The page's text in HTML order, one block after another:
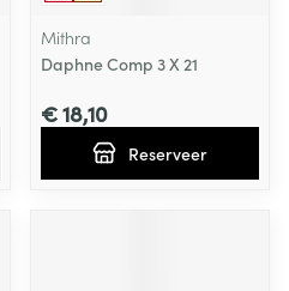
Mithra
Daphne Comp 3 X 21
€ 18,10
Reserveer